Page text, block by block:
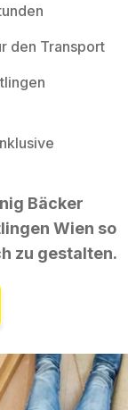
den Transport
Bäcker
Wien so
zu gestalten.